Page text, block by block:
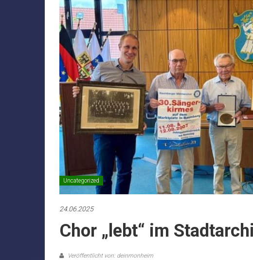
Uncategorized
24.06.2025
Chor „lebt“ im
Veröffentlicht von: deinmonheim